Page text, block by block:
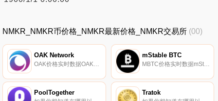
NMKR_NMKR币价格_NMKR最新价格_NMKR交易所 (00)
OAK Network
OAK价格实时数据OAK（链上自主内核）网络是Defi和经常性支付的自动化基础设施。我们的使命是构建Stripe for Web 3.0。区块链建立在Parity Substrate上,具有事件驱动的执行模型.
mStable BTC
MBTC价格实时数据mStable的新mAsset mBTC将各种与比特币挂钩的ERC20代币结合在一起。mBTC代币可以用wBTC、renBTC和sBTC铸造,用户可以用mBTC兑换前面提到的三种与比特币挂钩的代币。币安的bBTC计划于2021年3月在mStable；的第一个进料篮.
PoolTogether Tratok